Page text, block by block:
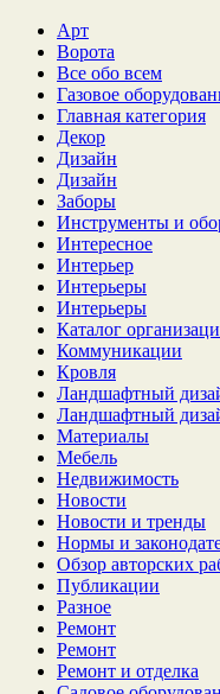
Арт
Ворота
Все обо всем
Газовое
Главная категория
Декор
Дизайн
Дизайн
Заборы
Инструменты и
Интересное
Интерьер
Интерьеры
Интерьеры
Каталог
Коммуникации
Кровля
Ландшафтный
Ландшафтный
Материалы
Мебель
Недвижимость
Новости
Новости и тренды
Нормы и
Обзор авторских
Публикации
Разное
Ремонт
Ремонт
Ремонт и отделка